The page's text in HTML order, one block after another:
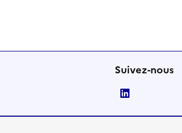
Suivez-nous